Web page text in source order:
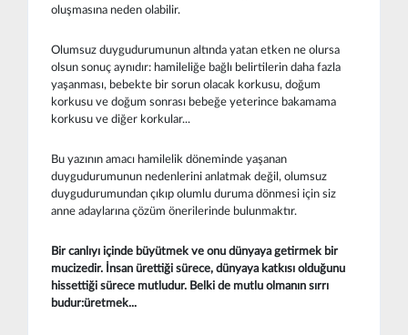
oluşmasına neden olabilir.
Olumsuz duygudurumunun altında yatan etken ne olursa
olsun sonuç aynıdır: hamileliğe bağlı belirtilerin daha fazla
yaşanması, bebekte bir sorun olacak korkusu, doğum
korkusu ve doğum sonrası bebeğe yeterince bakamama
korkusu ve diğer korkular...
Bu yazının amacı hamilelik döneminde yaşanan
duygudurumunun nedenlerini anlatmak değil, olumsuz
duygudurumundan çıkıp olumlu duruma dönmesi için siz
anne adaylarına çözüm önerilerinde bulunmaktır.
Bir canlıyı içinde büyütmek ve onu dünyaya getirmek bir
mucizedir. İnsan ürettiği sürece, dünyaya katkısı olduğunu
hissettiği sürece mutludur. Belki de mutlu olmanın sırrı
budur:üretmek...